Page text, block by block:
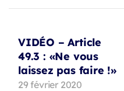
VIDÉO – Article
49.3 : «Ne vous
laissez pas faire !»
29 février 2020